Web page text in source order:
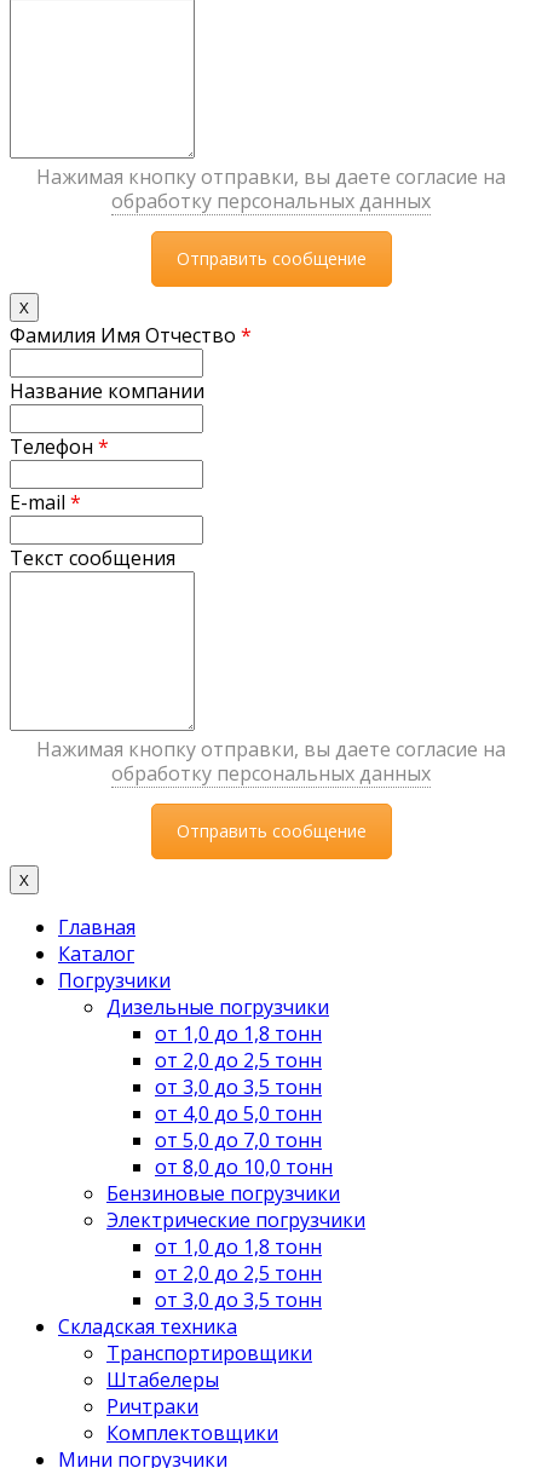
Нажимая кнопку отправки, вы даете согласие на
обработку персональных данных
X
Фамилия Имя Отчество *
Название компании
Телефон *
E-mail *
Текст сообщения
Нажимая кнопку отправки, вы даете согласие на
обработку персональных данных
X
Главная
Каталог
Погрузчики
Дизельные погрузчики
от 1,0 до 1,8 тонн
от 2,0 до 2,5 тонн
от 3,0 до 3,5 тонн
от 4,0 до 5,0 тонн
от 5,0 до 7,0 тонн
от 8,0 до 10,0 тонн
Бензиновые погрузчики
Электрические погрузчики
от 1,0 до 1,8 тонн
от 2,0 до 2,5 тонн
от 3,0 до 3,5 тонн
Складская техника
Транспортировщики
Штабелеры
Ричтраки
Комплектовщики
Мини погрузчики